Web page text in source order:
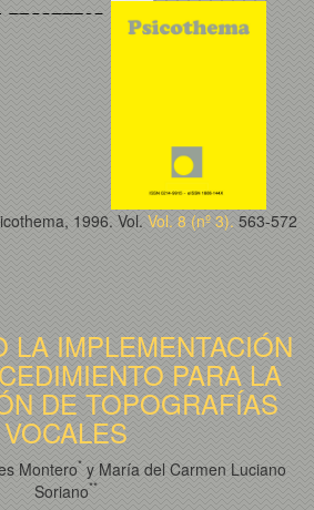
1996. Vol. Vol. 8 (nº 3). 563-572
LA IMPLEMENTACIÓN
PARA LA
DE TOPOGRAFÍAS
VOCALES
Montero* y María del Carmen Luciano
Soriano**